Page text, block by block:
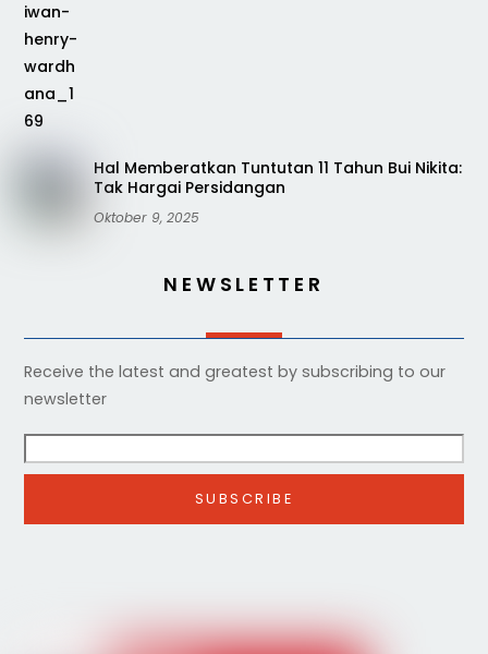
Hal Memberatkan Tuntutan 11 Tahun Bui Nikita:
Tak Hargai Persidangan
Oktober 9, 2025
NEWSLETTER
Receive the latest and greatest by subscribing to our
newsletter